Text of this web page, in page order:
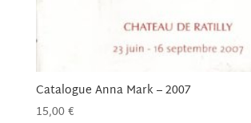
Catalogue Anna Mark – 2007
15,00€